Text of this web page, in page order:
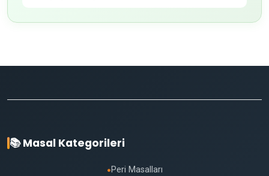
📚 Masal Kategorileri
● Peri Masalları